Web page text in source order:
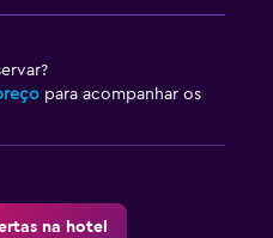
para acompanhar os
na hotel